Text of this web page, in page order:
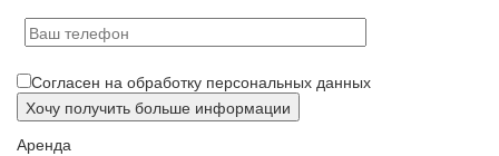
Согласен на обработку персональных данных
Аренда